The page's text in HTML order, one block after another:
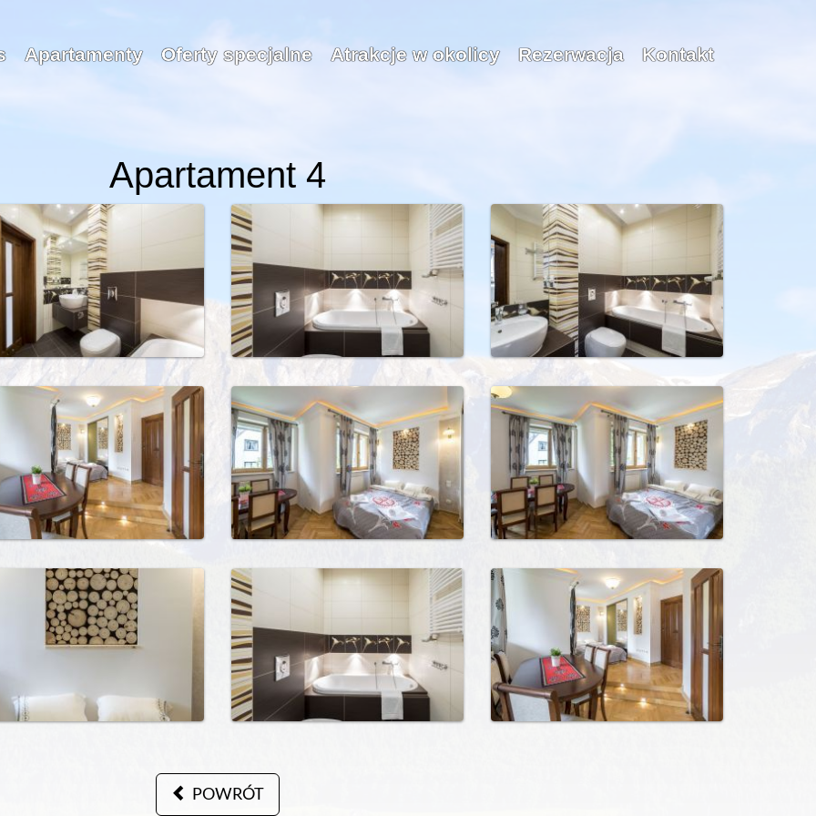
Apartamenty Oferty specjalne Atrakcje w okolicy Rezerwacja Kontakt
Apartament 4
POWRÓT